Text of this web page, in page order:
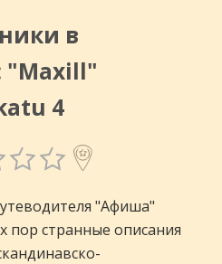
в
"Maxill"
4
"Афиша"
пор странные описания